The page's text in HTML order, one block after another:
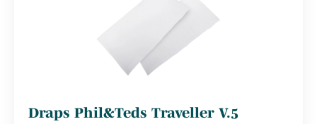
Draps Phil&Teds Traveller V.5